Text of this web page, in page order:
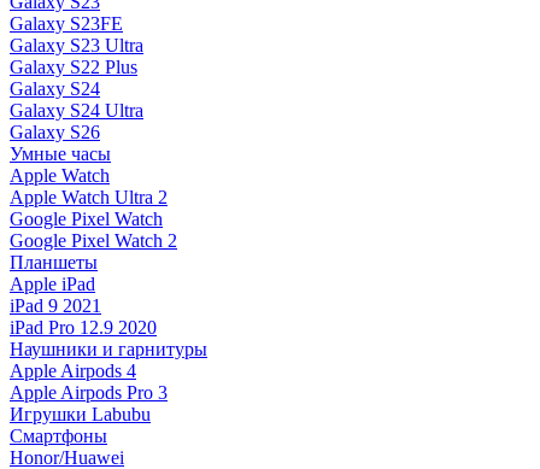
Galaxy S23FE
Galaxy S23 Ultra
Galaxy S22 Plus
Galaxy S24
Galaxy S24 Ultra
Galaxy S26
Умные часы
Apple Watch
Apple Watch Ultra 2
Google Pixel Watch
Google Pixel Watch 2
Планшеты
Apple iPad
iPad 9 2021
iPad Pro 12.9 2020
Наушники и гарнитуры
Apple Airpods 4
Apple Airpods Pro 3
Игрушки Labubu
Смартфоны
Honor/Huawei